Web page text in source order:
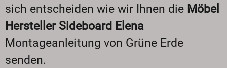
sich entscheiden wie wir Ihnen die Möbel
Hersteller Sideboard Elena
Montageanleitung von Grüne Erde
senden.